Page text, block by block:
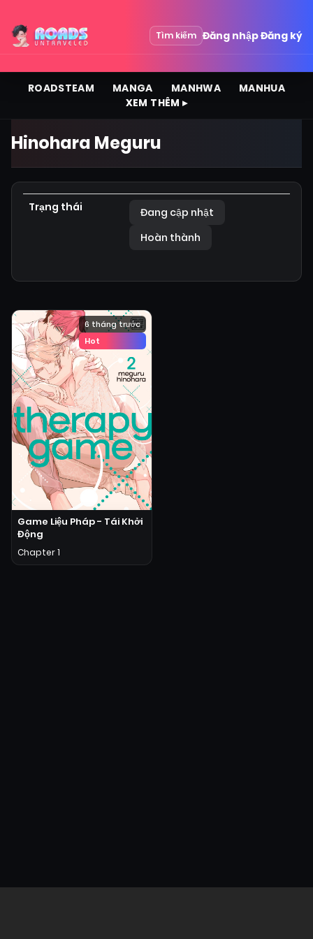
Tìm kiếm Đăng nhậpĐăng ký
ROADSTEAM MANGA MANHWA
MANHUA
XEM THÊM ▸
Hinohara Meguru
Trạng thái
Đang cập nhật
Hoàn thành
6 tháng trước
Hot
Game Liệu Pháp - Tái Khởi
Động
Chapter 1